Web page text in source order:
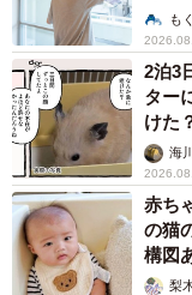
説】も
2泊3
ター
けた
海
赤ち
の猫
構図
梨